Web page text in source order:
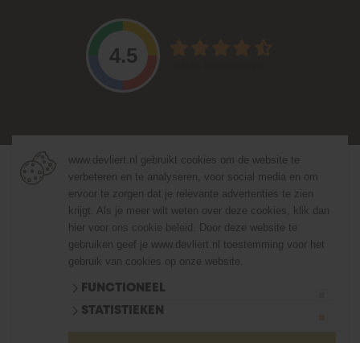
4.5
© 2026 De Vliert Sierbestrating
algemene voorwaarden
privacy verklaring
cookies
Website ontwikkeld door Lined
en volledig geïntegreerd met Troublefree Smart Stone
www.devliert.nl gebruikt cookies om de website te
verbeteren en te analyseren, voor social media en om
ervoor te zorgen dat je relevante advertenties te zien
krijgt. Als je meer wilt weten over deze cookies, klik dan
hier voor ons cookie beleid
. Door deze website te
gebruiken geef je www.devliert.nl toestemming voor het
gebruik van cookies op onze website.
FUNCTIONEEL
STATISTIEKEN